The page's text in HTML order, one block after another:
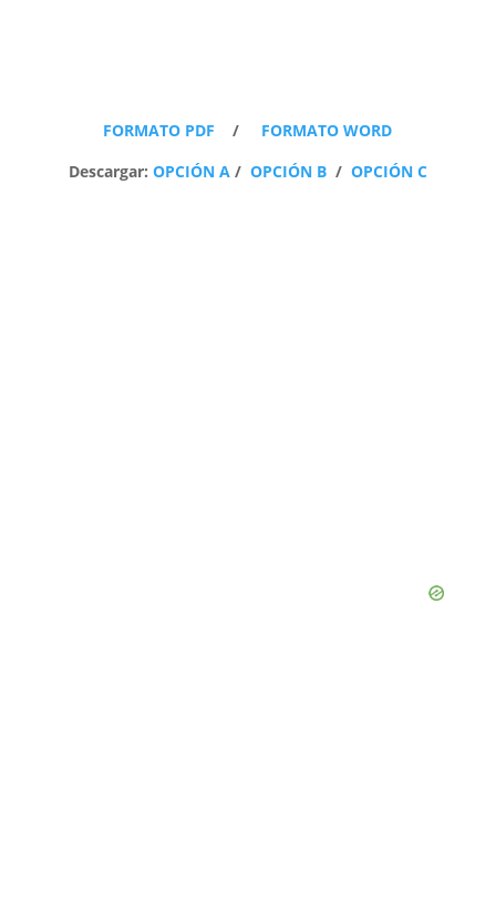
FORMATO PDF / FORMATO WORD
Descargar: OPCIÓN A/ OPCIÓN B/OPCIÓN C